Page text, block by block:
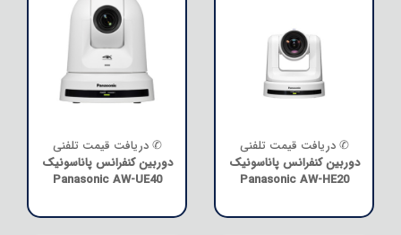
✆ دریافت قیمت تلفنی
دوربین کنفرانس پاناسونیک
Panasonic AW-HE20
✆ دریافت قیمت تلفنی
دوربین کنفرانس پاناسونیک
Panasonic AW-UE40